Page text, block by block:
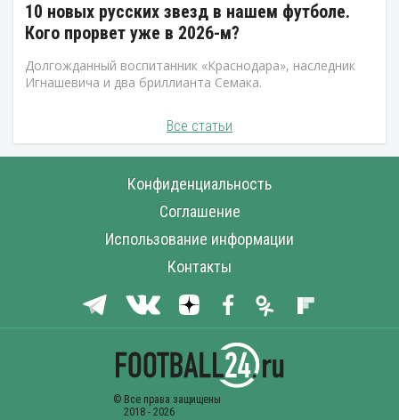
10 новых русских звезд в нашем футболе.
Кого прорвет уже в 2026-м?
Долгожданный воспитанник «Краснодара», наследник
Игнашевича и два бриллианта Семака.
Все статьи
Конфиденциальность
Соглашение
Использование информации
Контакты